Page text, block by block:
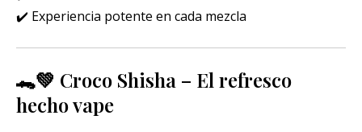
✔️ Experiencia potente en cada mezcla
🐊💚 Croco Shisha – El refresco
hecho vape